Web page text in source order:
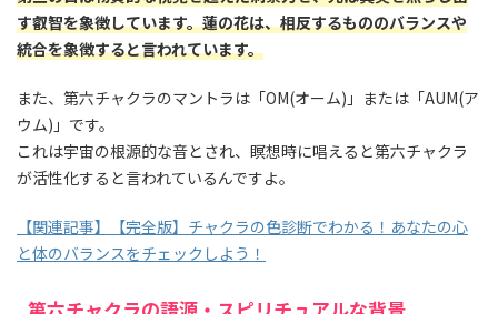
す叡智を象徴しています。蓮の花は、相反するもののバランスや
統合を象徴すると言われています。
また、第六チャクラのマントラは「OM(オーム)」または「AUM(ア
ウム)」です。
これは宇宙の根源的な音とされ、瞑想時に唱えると第六チャクラ
が活性化すると言われているんですよ。
【関連記事】【完全版】チャクラの色診断でわかる！あなたの心
と体のバランスをチェックしよう！